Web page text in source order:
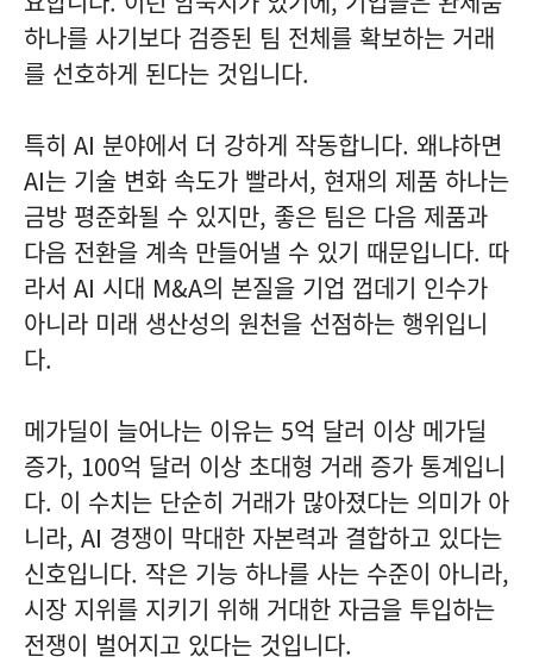
하나를 사기보다 검증된 팀 전체를 확보하는 거래
를 선호하게 된다는 것입니다.
특히 AI 분야에서 더 강하게 작동합니다. 왜냐하면
AI는 기술 변화 속도가 빨라서, 현재의 제품 하나는
금방 평준화될 수 있지만, 좋은 팀은 다음 제품과
다음 전환을 계속 만들어낼 수 있기 때문입니다. 따
라서 AI 시대 M&A의 본질을 기업 껍데기 인수가
아니라 미래 생산성의 원천을 선점하는 행위입니
다.
메가딜이 늘어나는 이유는 5억 달러 이상 메가딜
증가, 100억 달러 이상 초대형 거래 증가 통계입니
다. 이 수치는 단순히 거래가 많아졌다는 의미가 아
니라, AI 경쟁이 막대한 자본력과 결합하고 있다는
신호입니다. 작은 기능 하나를 사는 수준이 아니라,
시장 지위를 지키기 위해 거대한 자금을 투입하는
전쟁이 벌어지고 있다는 것입니다.